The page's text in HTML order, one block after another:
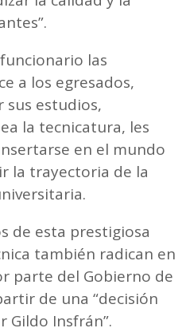
las
a los egresados,
sus estudios,
la tecnicatura, les
en el mundo
la trayectoria de la
de esta prestigiosa
también radican en
parte del Gobierno de
de una “decisión
Gildo Insfrán”.